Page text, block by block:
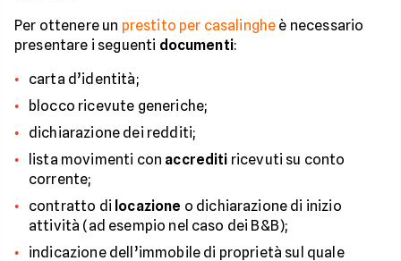
Per ottenere un prestito per casalinghe è necessario
presentare i seguenti documenti:
carta d’identità;
blocco ricevute generiche;
dichiarazione dei redditi;
lista movimenti con accrediti ricevuti su conto
corrente;
contratto di locazione o dichiarazione di inizio
attività (ad esempio nel caso dei B&B);
indicazione dell’immobile di proprietà sul quale